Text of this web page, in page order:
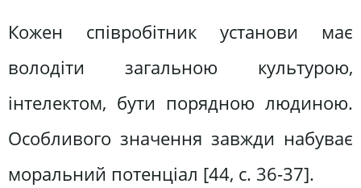
Кожен співробітник установи має
володіти загальною культурою,
інтелектом, бути порядною людиною.
Особливого значення завжди набуває
моральний потенціал [44, c. 36-37].